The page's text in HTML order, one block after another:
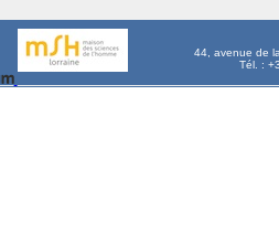
44, avenue de
Tél. :